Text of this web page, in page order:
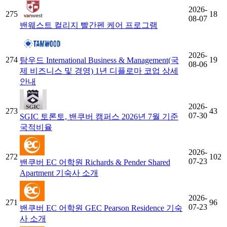
275
밴웨스트 컬리지 빨간펜 케어 프로그램
2026-
08-07
18
274 탐우드 International Business & Management(국
제 비즈니스 및 경영) 1년 디플로마 코업 상세
안내
2026-
08-06
19
273
SGIC 토론토, 밴쿠버 캠퍼스 2026년 7월 기준
국적비율
2026-
07-30
43
272
밴쿠버 EC 어학원 Richards & Pender Shared
Apartment 기숙사 소개
2026-
07-23
102
271
밴쿠버 EC 어학원 GEC Pearson Residence 기숙
사 소개
2026-
07-23
96